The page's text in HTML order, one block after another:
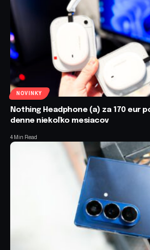
NOVINKY
Nothing Headphone (a) za 170 eur
denne niekoľko mesiacov
4 Min Read